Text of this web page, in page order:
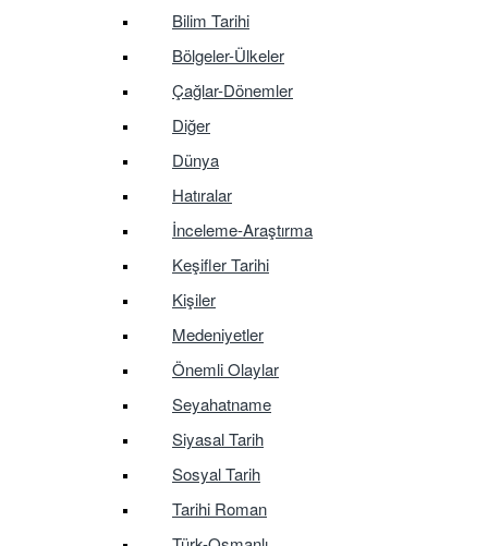
Bilim Tarihi
Bölgeler-Ülkeler
Çağlar-Dönemler
Diğer
Dünya
Hatıralar
İnceleme-Araştırma
Keşifler Tarihi
Kişiler
Medeniyetler
Önemli Olaylar
Seyahatname
Siyasal Tarih
Sosyal Tarih
Tarihi Roman